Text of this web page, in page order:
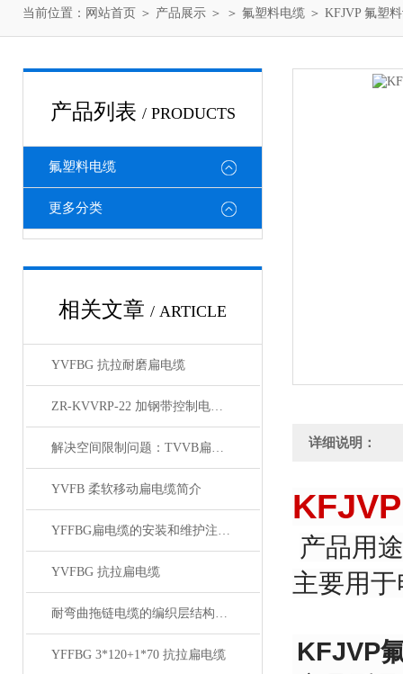
当前位置： 网站首页 ＞ 产品展示 ＞ ＞ 氟塑料电缆 ＞ KFJVP 氟塑
产品列表 / PRODUCTS
氟塑料电缆
更多分类
相关文章 / ARTICLE
YVFBG 抗拉耐磨扁电缆
ZR-KVVRP-22 加钢带控制电缆简介
解决空间限制问题：TVVB扁电缆在紧凑环境中的优势
YVFB 柔软移动扁电缆简介
YFFBG扁电缆的安装和维护注意事项是什么
YVFBG 抗拉扁电缆
耐弯曲拖链电缆的编织层结构有哪几种
YFFBG 3*120+1*70 抗拉扁电缆
详细说明：
产品用
主要用
KFJVP